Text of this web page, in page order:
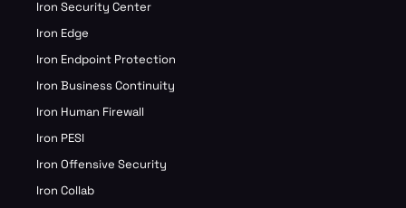
Iron Security Center
Iron Edge
Iron Endpoint Protection
Iron Business Continuity
Iron Human Firewall
Iron PESI
Iron Offensive Security
Iron Collab